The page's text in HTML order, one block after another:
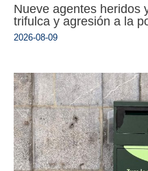
Nueve agentes heridos
trifulca y agresión a la
2026-08-09